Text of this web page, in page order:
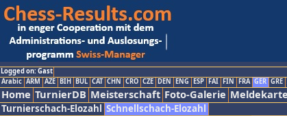
Logged on: Gast
Arabic ARM AZE BIH BUL CAT CHN CRO CZE DEN ENG ESP FAI FIN FRA GER GRE
Home TurnierDB Meisterschaft Foto-Galerie
Turnierschach-Elozahl Schnellschach-Elozahl